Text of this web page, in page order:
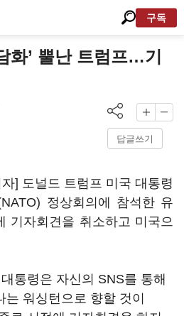
구독
화’ 뿔난 트럼프…기
답글쓰기
] 도널드 트럼프 미국 대통령
정상회의에 참석한 유
기자회견을 취소하고 미국으
통령은 자신의 SNS를 통해
워싱턴으로 향할 것이